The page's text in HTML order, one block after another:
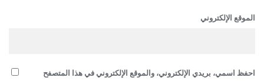
الموقع الإلكتروني
احفظ اسمي، بريدي الإلكتروني، والموقع الإلكتروني في هذا المتصفح